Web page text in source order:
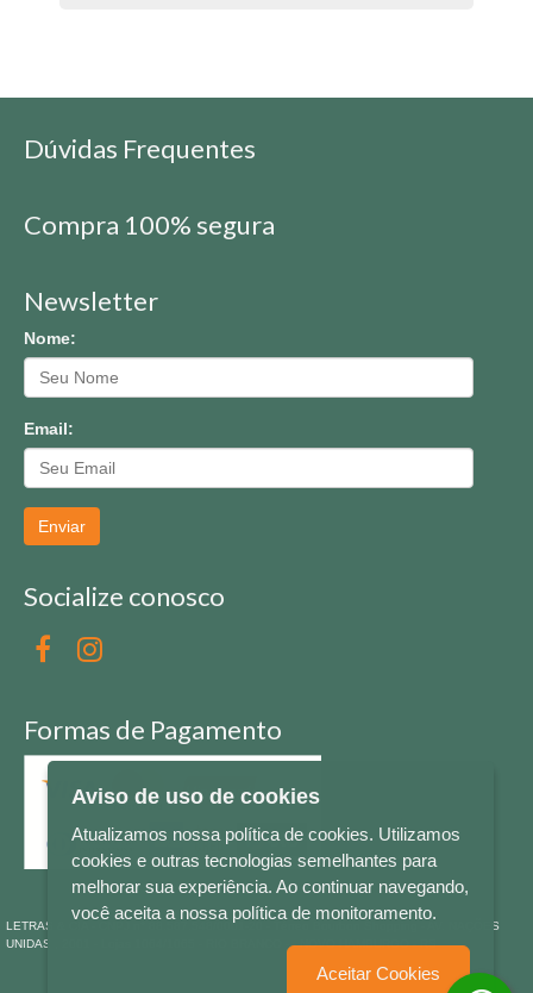
Dúvidas Frequentes
Compra 100% segura
Newsletter
Nome:
Email:
Enviar
Socialize conosco
Formas de Pagamento
LETRAS & CIA - CNPJ n° 88.587.548/0001-20 - Térreo Bourbon Shopping - AV. NAÇÕES
UNIDAS , 2001 - Lojas 1064/1065 - RIO BRANCO - - NOVO HAMBURGO - RS
Aviso de uso de cookies
Atualizamos nossa política de cookies. Utilizamos
cookies e outras tecnologias semelhantes para
melhorar sua experiência. Ao continuar navegando,
você aceita a nossa política de monitoramento.
Aceitar Cookies